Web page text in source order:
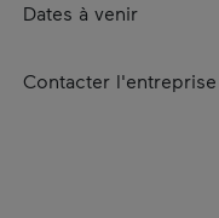
Dates à venir
Contacter